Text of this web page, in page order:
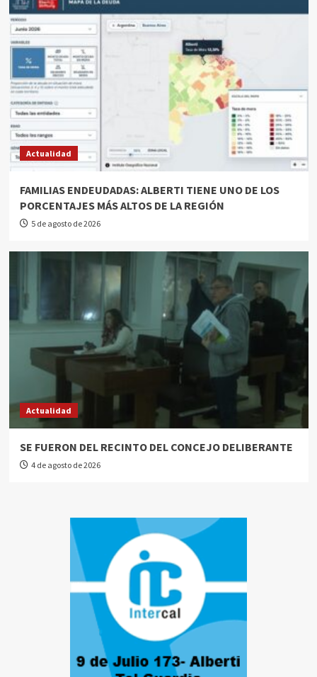
Actualidad
FAMILIAS ENDEUDADAS: ALBERTI TIENE UNO DE LOS
PORCENTAJES MÁS ALTOS DE LA REGIÓN
5 de agosto de 2026
Actualidad
SE FUERON DEL RECINTO DEL CONCEJO DELIBERANTE
4 de agosto de 2026